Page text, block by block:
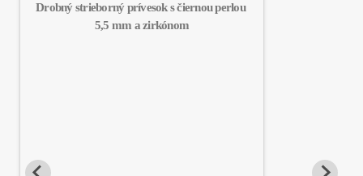
Drobný strieborný prívesok s čiernou perlou
5,5 mm a zirkónom